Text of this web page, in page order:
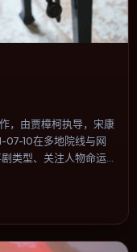
，由贾樟柯执导，宋康
07-10在多地院线与网
类型、关注人物命运
选择。